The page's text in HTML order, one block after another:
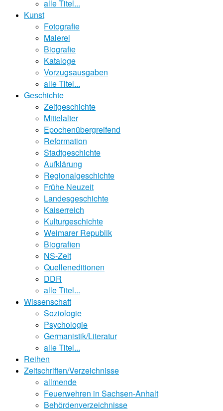
alle Titel...
Kunst
Fotografie
Malerei
Biografie
Kataloge
Vorzugsausgaben
alle Titel...
Geschichte
Zeitgeschichte
Mittelalter
Epochenübergreifend
Reformation
Stadtgeschichte
Aufklärung
Regionalgeschichte
Frühe Neuzeit
Landesgeschichte
Kaiserreich
Kulturgeschichte
Weimarer Republik
Biografien
NS-Zeit
Quelleneditionen
DDR
alle Titel...
Wissenschaft
Soziologie
Psychologie
Germanistik/Literatur
alle Titel...
Reihen
Zeitschriften/Verzeichnisse
allmende
Feuerwehren in Sachsen-Anhalt
Behördenverzeichnisse